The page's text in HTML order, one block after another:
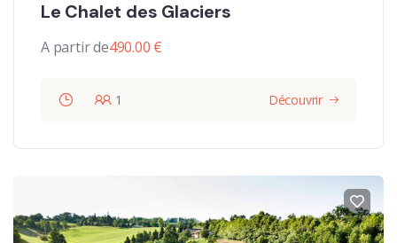
Le Chalet des Glaciers
A partir de490.00 €
1 Découvrir